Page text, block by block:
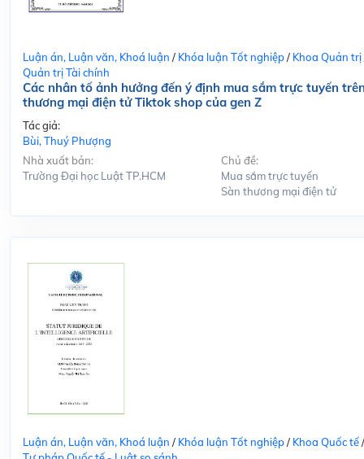
Luận án, Luận văn, Khoá luận / Khóa luận Tốt nghiệp/ Khoa Quản trị
Quản trị Tài chính
Các nhân tố ảnh hưởng đến ý định mua sắm trực tuyến
thương mại điện tử Tiktok shop của gen Z
Tác giả:
Bùi, Thuý Phượng
Nhà xuất bản:
Trường Đại học Luật TP.HCM
Chủ đề:
Mua sắm trực tuyến
Sàn thương mại điện tử
Luận án, Luận văn, Khoá luận / Khóa luận Tốt nghiệp/ Khoa Quốc tế/